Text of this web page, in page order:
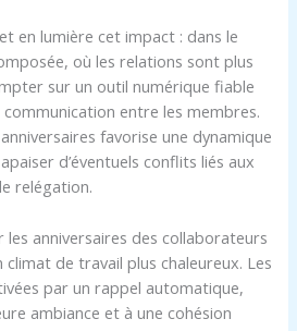
en lumière cet impact : dans le
où les relations sont plus
sur un outil numérique fiable
entre les membres.
favorise une dynamique
d’éventuels conflits liés aux
relégation.
les anniversaires des collaborateurs
de travail plus chaleureux. Les
par un rappel automatique,
ambiance et à une cohésion